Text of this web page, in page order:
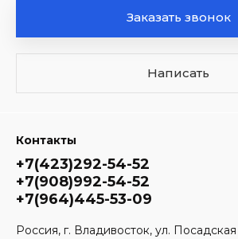
Заказать звонок
Написать
Контакты
+7(423)292-54-52
+7(908)992-54-52
+7(964)445-53-09
Россия, г. Владивосток, ул.